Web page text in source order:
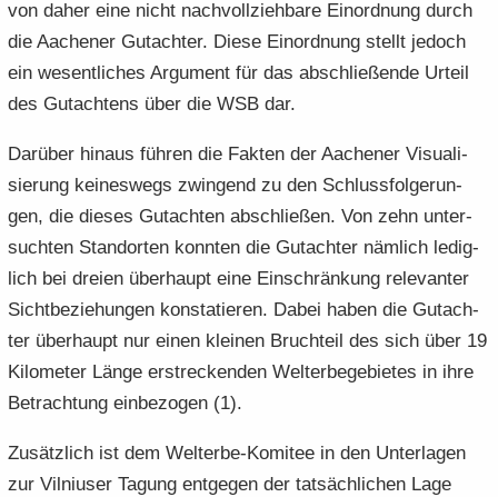
von daher eine nicht nach­voll­zieh­ba­re Ein­ord­nung durch
die Aa­che­ner Gut­ach­ter. Diese Ein­ord­nung stellt je­doch
ein we­sent­li­ches Ar­gu­ment für das ab­schlie­ßen­de Ur­teil
des Gut­ach­tens über die WSB dar.
Dar­über hin­aus füh­ren die Fak­ten der Aa­che­ner Vi­sua­li­
sie­rung kei­nes­wegs zwin­gend zu den Schluss­fol­ge­run­
gen, die die­ses Gut­ach­ten ab­schlie­ßen. Von zehn un­ter­
such­ten Stand­or­ten konn­ten die Gut­ach­ter näm­lich le­dig­
lich bei drei­en über­haupt eine Ein­schrän­kung re­le­van­ter
Sicht­be­zie­hun­gen kon­sta­tie­ren. Dabei haben die Gut­ach­
ter über­haupt nur einen klei­nen Bruch­teil des sich über 19
Ki­lo­me­ter Länge er­stre­cken­den Welt­erbe­ge­bie­tes in ihre
Be­trach­tung ein­be­zo­gen (1).
Zu­sätz­lich ist dem Welterbe-​Komitee in den Un­ter­la­gen
zur Vil­ni­user Ta­gung ent­ge­gen der tat­säch­li­chen Lage